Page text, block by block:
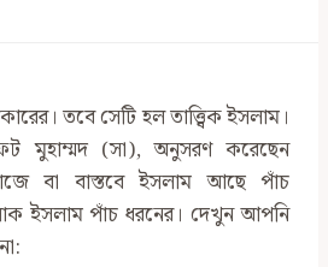
তবে সেটি হল তাত্ত্বিক ইসলাম।
মুহাম্মদ (সা), অনুসরণ করেছেন
বা বাস্তবে ইসলাম আছে পাঁচ
ইসলাম পাঁচ ধরনের। দেখুন আপনি